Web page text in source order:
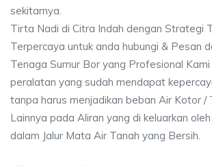
sekitarnya.
Tirta Nadi di Citra Indah dengan Strategi
Terpercaya untuk anda hubungi & Pesan
Tenaga Sumur Bor yang Profesional
peralatan yang sudah mendapat
tanpa harus menjadikan beban Air Kotor /
Lainnya pada Aliran yang di keluarkan
dalam Jalur Mata Air Tanah yang Bersih.